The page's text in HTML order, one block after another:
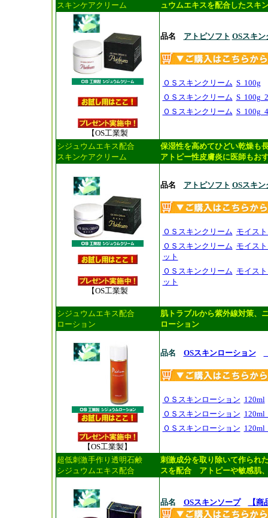
スキンケアクリーム
ュウムエキスを配合したスキ
【OS工業製
品名 アトピソフト OSスキン
ＯＳスキンクリーム S 100g
ＯＳスキンクリーム S 100g
ＯＳスキンクリーム S 100g
シジュウムエキス配合
スキンケアクリーム
保湿性を高めてひどい乾燥も
アトピー性皮膚炎に医師もお
【OS工業製
品名 アトピソフト OSスキ
ＯＳスキンクリーム モイス
ＯＳスキンクリーム モイス
ット
ＯＳスキンクリーム モイス
ット
シジュウムエキス配合
ローション
肌トラブルから紫外線対策、
ローション
【OS工業製】
品名 OSスキンローション
ＯＳスキンローション 120ml
ＯＳスキンローション 120ml
ＯＳスキンローション 120ml
超低刺激手作り透明石鹸
シジュウムエキス配合
刺激成分を取り除いて作られ
スを配合 アトピーや敏感肌
品名 OSスキンソープ 【